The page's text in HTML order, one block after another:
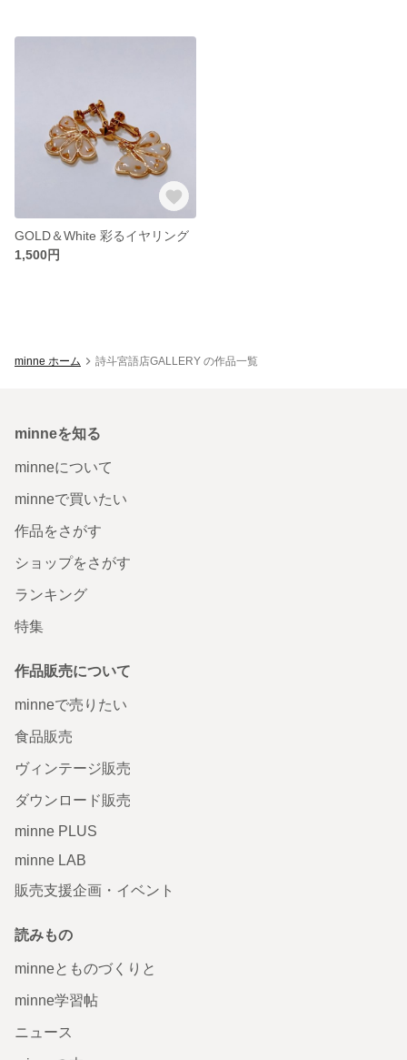
GOLD＆White 彩るイヤリング
1,500円
minne ホーム 詩斗宮語店GALLERY の作品一覧
minneを知る
minneについて
minneで買いたい
作品をさがす
ショップをさがす
ランキング
特集
作品販売について
minneで売りたい
食品販売
ヴィンテージ販売
ダウンロード販売
minne PLUS
minne LAB
販売支援企画・イベント
読みもの
minneとものづくりと
minne学習帖
ニュース